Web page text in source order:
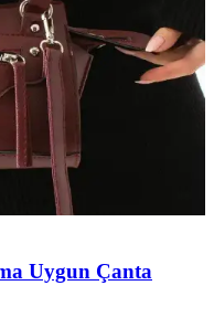
Uygun Çanta